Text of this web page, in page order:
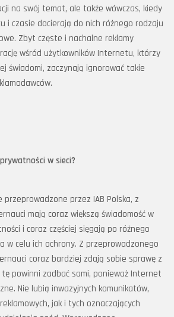
na swój temat, ale także wówczas, kiedy
i czasie docierają do nich różnego rodzaju
Zbyt częste i nachalne reklamy
wśród użytkowników Internetu, którzy
świadomi, zaczynają ignorować takie
w sieci?
przez IAB Polska, z
mają coraz większą świadomość w
i coraz częściej sięgają po różnego
w celu ich ochrony. Z przeprowadzonego
coraz bardziej zdają sobie sprawę z
powinni zadbać sami, ponieważ Internet
Nie lubią inwazyjnych komunikatów,
jak i tych oznaczających